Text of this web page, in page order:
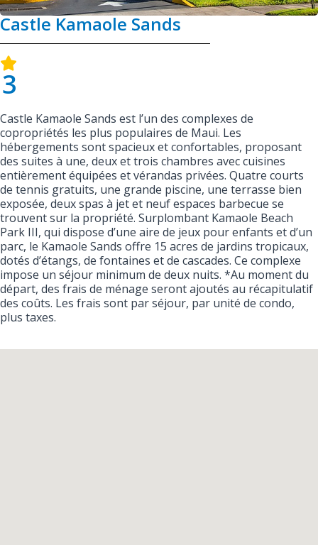
Castle Kamaole Sands
3
Castle Kamaole Sands est l’un des complexes de
copropriétés les plus populaires de Maui. Les
hébergements sont spacieux et confortables, proposant
des suites à une, deux et trois chambres avec cuisines
entièrement équipées et vérandas privées. Quatre courts
de tennis gratuits, une grande piscine, une terrasse bien
exposée, deux spas à jet et neuf espaces barbecue se
trouvent sur la propriété. Surplombant Kamaole Beach
Park III, qui dispose d’une aire de jeux pour enfants et d’un
parc, le Kamaole Sands offre 15 acres de jardins tropicaux,
dotés d’étangs, de fontaines et de cascades. Ce complexe
impose un séjour minimum de deux nuits. *Au moment du
départ, des frais de ménage seront ajoutés au récapitulatif
des coûts. Les frais sont par séjour, par unité de condo,
plus taxes.